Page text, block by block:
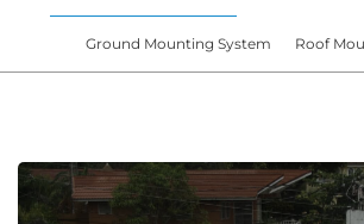
Ground Mounting System Roof